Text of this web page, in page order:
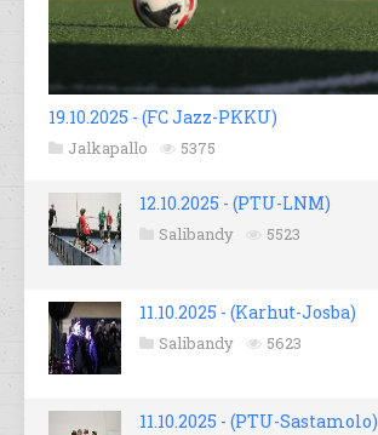
19.10.2025 - (FC Jazz-PKKU)
Jalkapallo 5375
12.10.2025 - (PTU-LNM)
Salibandy 5523
11.10.2025 - (Karhut-Josba)
Salibandy 5623
11.10.2025 - (PTU-Sastamolo)